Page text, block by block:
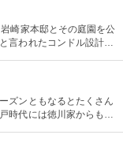
崎家本邸とその庭園を公
言われたコンドル設計の
ズンともなるとたくさん
時代には徳川家からも尊
、毎年時期になるとかぐ
月上旬には梅祭りも開催